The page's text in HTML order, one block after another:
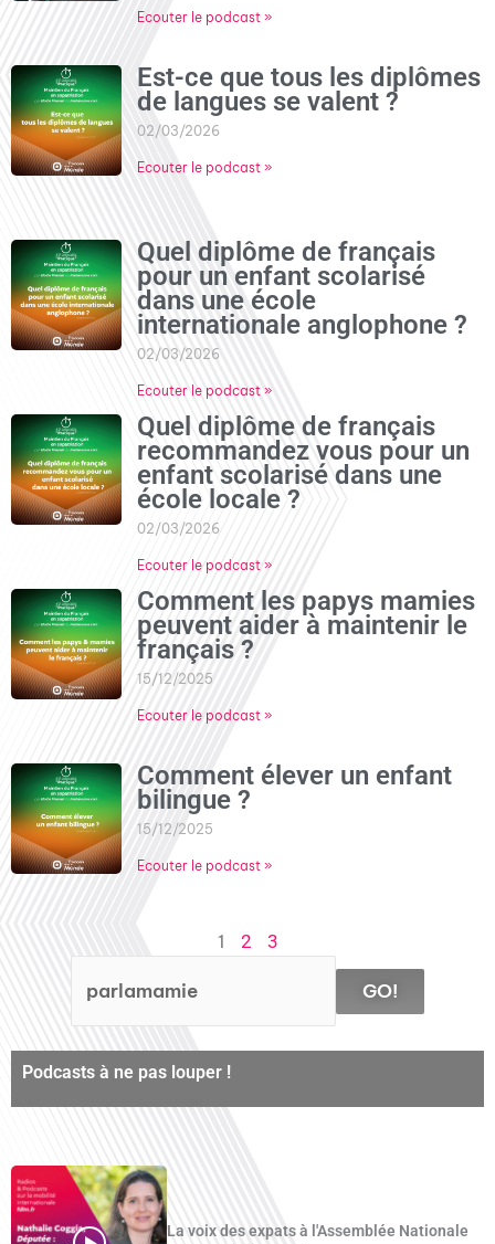
Ecouter le podcast »
Est-ce que tous les diplômes
de langues se valent ?
02/03/2026
Ecouter le podcast »
Quel diplôme de français
pour un enfant scolarisé
dans une école
internationale anglophone ?
02/03/2026
Ecouter le podcast »
Quel diplôme de français
recommandez vous pour un
enfant scolarisé dans une
école locale ?
02/03/2026
Ecouter le podcast »
Comment les papys mamies
peuvent aider à maintenir le
français ?
15/12/2025
Ecouter le podcast »
Comment élever un enfant
bilingue ?
15/12/2025
Ecouter le podcast »
1 2 3
GO!
Podcasts à ne pas louper !
La voix des expats à l'Assemblée Nationale